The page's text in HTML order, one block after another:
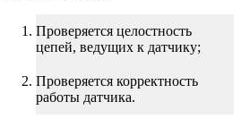
Проверяется целостность
цепей, ведущих к датчику;
Проверяется корректность
работы датчика.